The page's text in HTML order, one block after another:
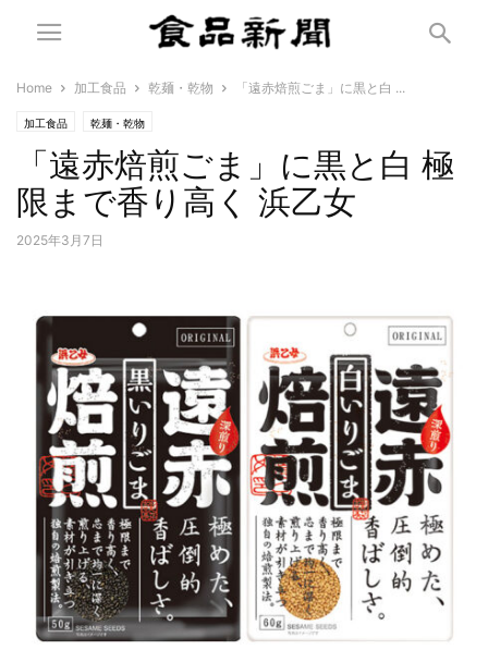
Home 加工食品 乾麺・乾物 「遠赤焙煎ごま」に黒と白 ...
加工食品 乾麺・乾物
「遠赤焙煎ごま」に黒と白 極
限まで香り高く 浜乙女
2025年3月7日